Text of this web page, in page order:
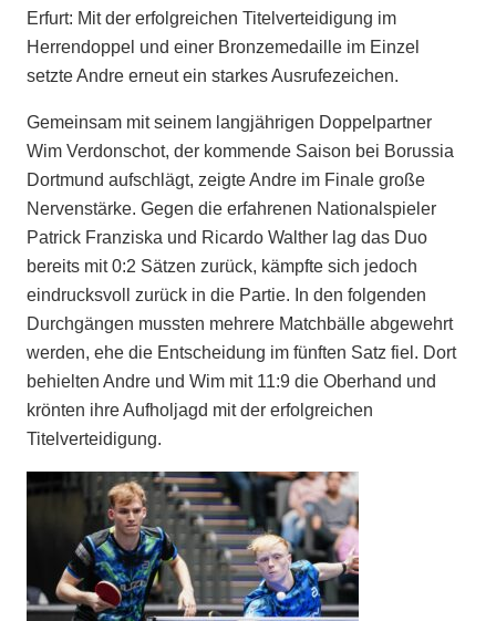
Erfurt: Mit der erfolgreichen Titelverteidigung im
Herrendoppel und einer Bronzemedaille im Einzel
setzte Andre erneut ein starkes Ausrufezeichen.
Gemeinsam mit seinem langjährigen Doppelpartner
Wim Verdonschot, der kommende Saison bei Borussia
Dortmund aufschlägt, zeigte Andre im Finale große
Nervenstärke. Gegen die erfahrenen Nationalspieler
Patrick Franziska und Ricardo Walther lag das Duo
bereits mit 0:2 Sätzen zurück, kämpfte sich jedoch
eindrucksvoll zurück in die Partie. In den folgenden
Durchgängen mussten mehrere Matchbälle abgewehrt
werden, ehe die Entscheidung im fünften Satz fiel. Dort
behielten Andre und Wim mit 11:9 die Oberhand und
krönten ihre Aufholjagd mit der erfolgreichen
Titelverteidigung.